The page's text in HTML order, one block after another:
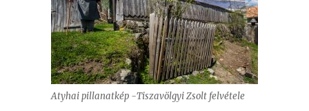
Atyhai pillanatkép -Tiszavölgyi Zsolt felvétele